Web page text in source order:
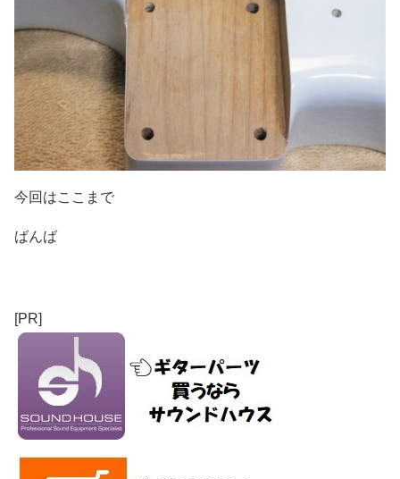
今回はここまで
ばんば
[PR]